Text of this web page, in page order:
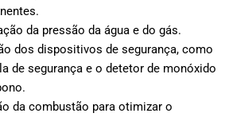
da pressão da água e do gás.
dos dispositivos de segurança, como
de segurança e o detetor de monóxido
da combustão para otimizar o